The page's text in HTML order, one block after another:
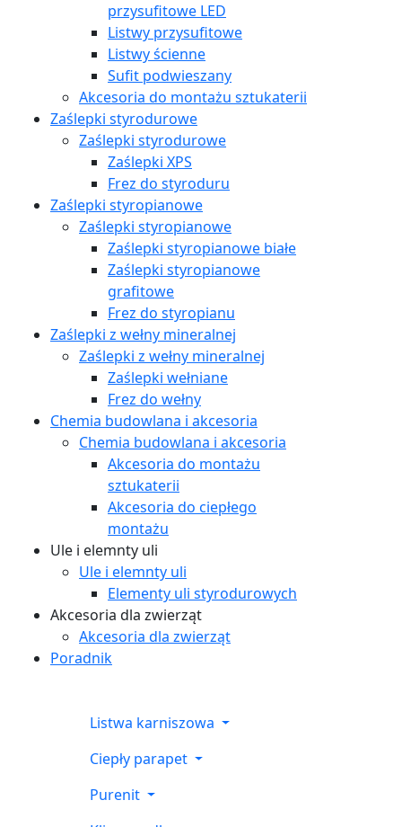
przysufitowe LED
Listwy przysufitowe
Listwy ścienne
Sufit podwieszany
Akcesoria do montażu sztukaterii
Zaślepki styrodurowe
Zaślepki styrodurowe
Zaślepki XPS
Frez do styroduru
Zaślepki styropianowe
Zaślepki styropianowe
Zaślepki styropianowe białe
Zaślepki styropianowe
grafitowe
Frez do styropianu
Zaślepki z wełny mineralnej
Zaślepki z wełny mineralnej
Zaślepki wełniane
Frez do wełny
Chemia budowlana i akcesoria
Chemia budowlana i akcesoria
Akcesoria do montażu
sztukaterii
Akcesoria do ciepłego
montażu
Ule i elemnty uli
Ule i elemnty uli
Elementy uli styrodurowych
Akcesoria dla zwierząt
Akcesoria dla zwierząt
Poradnik
Listwa karniszowa
Ciepły parapet
Purenit